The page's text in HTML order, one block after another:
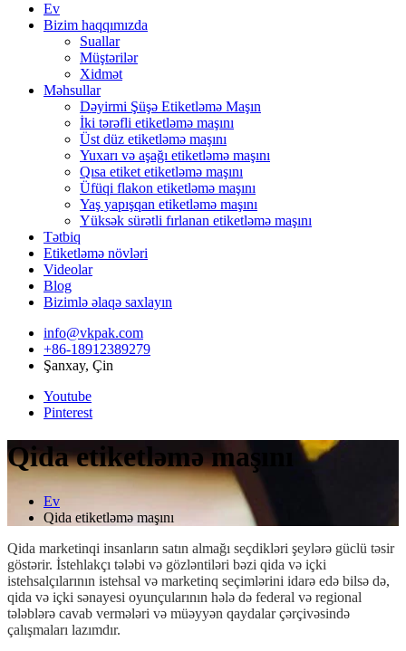
Ev
Bizim haqqımızda
Suallar
Müştərilər
Xidmət
Məhsullar
Dəyirmi Şüşə Etiketləmə Maşın
İki tərəfli etiketləmə maşını
Üst düz etiketləmə maşını
Yuxarı və aşağı etiketləmə maşını
Qısa etiket etiketləmə maşını
Üfüqi flakon etiketləmə maşını
Yaş yapışqan etiketləmə maşını
Yüksək sürətli fırlanan etiketləmə maşını
Tətbiq
Etiketləmə növləri
Videolar
Blog
Bizimlə əlaqə saxlayın
info@vkpak.com
+86-18912389279
Şanxay, Çin
Youtube
Pinterest
Qida etiketləmə maşını
Ev
Qida etiketləmə maşını
Qida marketinqi insanların satın almağı seçdikləri şeylərə güclü təsir
göstərir. İstehlakçı tələbi və gözləntiləri bəzi qida və içki
istehsalçılarının istehsal və marketinq seçimlərini idarə edə bilsə də,
qida və içki sənayesi oyunçularının hələ də federal və regional
tələblərə cavab vermələri və müəyyən qaydalar çərçivəsində
çalışmaları lazımdır.